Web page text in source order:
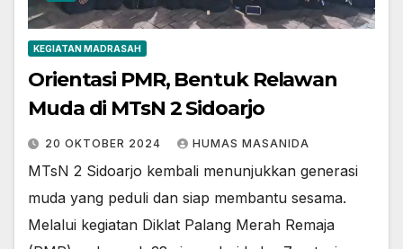
KEGIATAN MADRASAH
Orientasi PMR, Bentuk Relawan
Muda di MTsN 2 Sidoarjo
20 OKTOBER 2024 HUMAS MASANIDA
MTsN 2 Sidoarjo kembali menunjukkan generasi
muda yang peduli dan siap membantu sesama.
Melalui kegiatan Diklat Palang Merah Remaja